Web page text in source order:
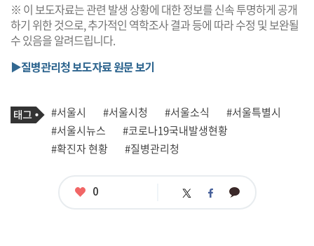
※ 이 보도자료는 관련 발생 상황에 대한 정보를 신속 투명하게 공개
하기 위한 것으로, 추가적인 역학조사 결과 등에 따라 수정 및 보완될
수 있음을 알려드립니다.
▶질병관리청 보도자료 원문 보기
기
사
관
련
태
태
그
#서울시 #서울시청 #서울소식
#서울특별시
#서울시뉴스
#코로나19국내발생현황
#확진자 현황
#질병관리청
좋
0 트 페 카